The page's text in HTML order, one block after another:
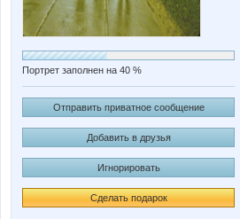
Портрет заполнен на 40 %
Отправить приватное сообщение
Добавить в друзья
Игнорировать
Сделать подарок